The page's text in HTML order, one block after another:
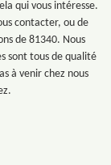
qui vous intéresse.
contacter, ou de
de 81340. Nous
sont tous de qualité
à venir chez nous